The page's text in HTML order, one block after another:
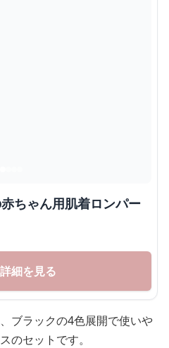
細を見る
ブラックの4色展開で使いや
のセットです。